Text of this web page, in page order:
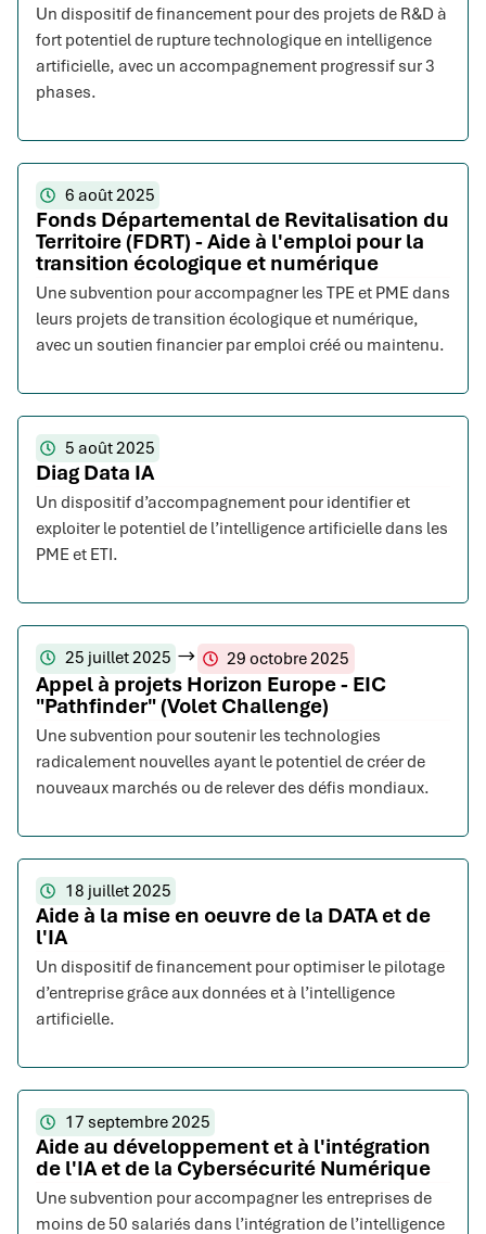
Un dispositif de financement pour des projets de R&D à
fort potentiel de rupture technologique en intelligence
artificielle, avec un accompagnement progressif sur 3
phases.
6 août 2025
Fonds Départemental de Revitalisation du
Territoire (FDRT) - Aide à l'emploi pour la
transition écologique et numérique
Une subvention pour accompagner les TPE et PME dans
leurs projets de transition écologique et numérique,
avec un soutien financier par emploi créé ou maintenu.
5 août 2025
Diag Data IA
Un dispositif d’accompagnement pour identifier et
exploiter le potentiel de l’intelligence artificielle dans les
PME et ETI.
25 juillet 2025 29 octobre 2025
Appel à projets Horizon Europe - EIC
"Pathfinder" (Volet Challenge)
Une subvention pour soutenir les technologies
radicalement nouvelles ayant le potentiel de créer de
nouveaux marchés ou de relever des défis mondiaux.
18 juillet 2025
Aide à la mise en oeuvre de la DATA et de
l'IA
Un dispositif de financement pour optimiser le pilotage
d’entreprise grâce aux données et à l’intelligence
artificielle.
17 septembre 2025
Aide au développement et à l'intégration
de l'IA et de la Cybersécurité Numérique
Une subvention pour accompagner les entreprises de
moins de 50 salariés dans l’intégration de l’intelligence